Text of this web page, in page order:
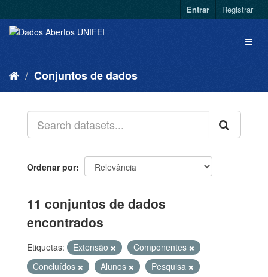
Entrar Registrar
Conjuntos de dados
Ordenar por
11 conjuntos de dados
encontrados
Etiquetas: Extensão
Componentes
Concluídos
Alunos
Pesquisa